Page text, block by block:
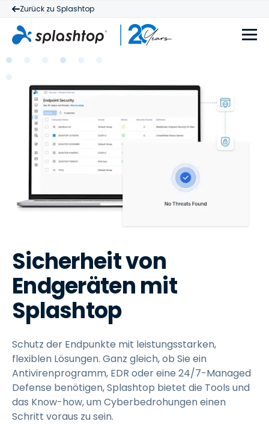
Zurück zu Splashtop
Sicherheit von
Endgeräten mit
Splashtop
Schutz der Endpunkte mit leistungsstarken,
flexiblen Lösungen. Ganz gleich, ob Sie ein
Antivirenprogramm, EDR oder eine 24/7-Managed
Defense benötigen, Splashtop bietet die Tools und
das Know-how, um Cyberbedrohungen einen
Schritt voraus zu sein.